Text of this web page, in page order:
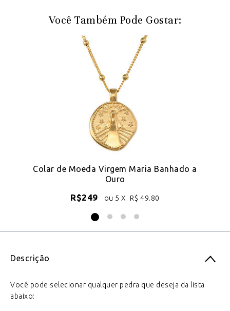
Você Também Pode Gostar:
Colar de Moeda Virgem Maria Banhado a
Ouro
R$249 ou 5 X R$ 49.80
Descrição
Você pode selecionar qualquer pedra que deseja da lista
abaixo: